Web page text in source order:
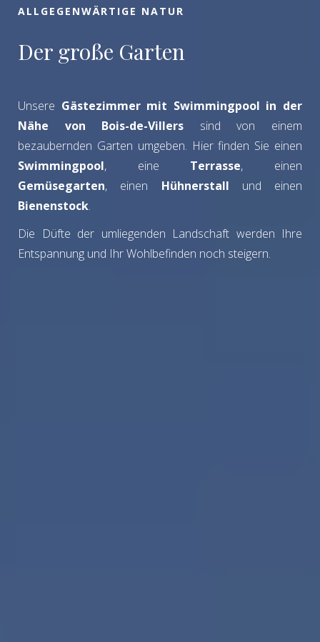
ALLGEGENWÄRTIGE NATUR
Der große Garten
Unsere Gästezimmer mit Swimmingpool in der
Nähe von Bois-de-Villers sind von einem
bezaubernden Garten umgeben. Hier finden Sie einen
Swimmingpool, eine Terrasse, einen
Gemüsegarten, einen Hühnerstall und einen
Bienenstock.
Die Düfte der umliegenden Landschaft werden Ihre
Entspannung und Ihr Wohlbefinden noch steigern.